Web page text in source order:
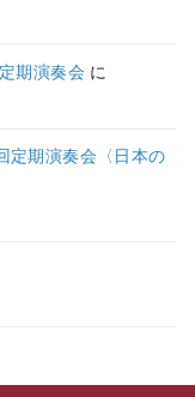
期演奏会 に
定期演奏会〈日本の